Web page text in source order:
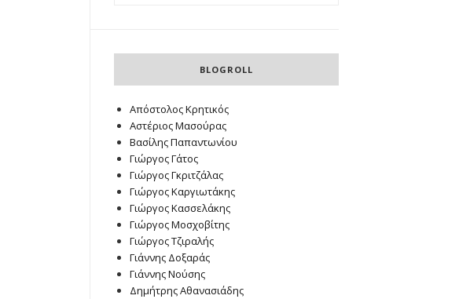
BLOGROLL
Απόστολος Κρητικός
Αστέριος Μασούρας
Βασίλης Παπαντωνίου
Γιώργος Γάτος
Γιώργος Γκριτζάλας
Γιώργος Καργιωτάκης
Γιώργος Κασσελάκης
Γιώργος Μοσχοβίτης
Γιώργος Τζιραλής
Γιάννης Δοξαράς
Γιάννης Νούσης
Δημήτρης Αθανασιάδης